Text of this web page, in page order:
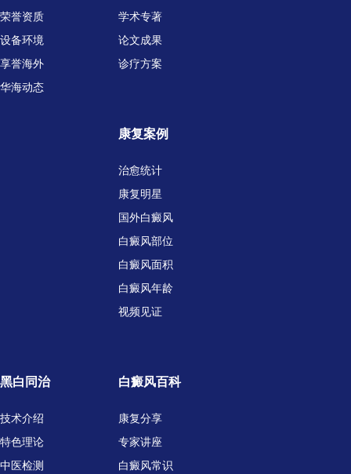
荣誉资质
设备环境
享誉海外
华海动态
学术专著
论文成果
诊疗方案
康复案例
治愈统计
康复明星
国外白癜风
白癜风部位
白癜风面积
白癜风年龄
视频见证
黑白同治
技术介绍
特色理论
中医检测
白癜风百科
康复分享
专家讲座
白癜风常识